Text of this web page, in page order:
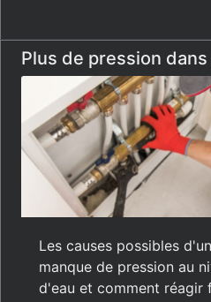
Plus de pression
Les causes possibles d'un
manque de pression au
d'eau et comment réagir